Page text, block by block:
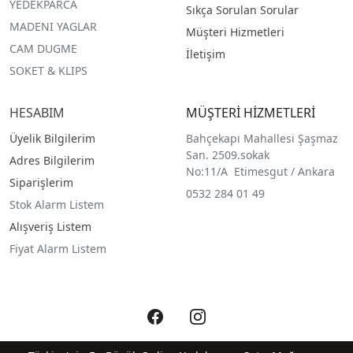
YEDEKPARCA
MADENI YAGLAR
CAM DUGME
SOKET & KLIPS
Sıkça Sorulan Sorular
Müşteri Hizmetleri
İletişim
HESABIM
Üyelik Bilgilerim
Adres Bilgilerim
Siparişlerim
Stok Alarm Listem
Alışveriş Listem
Fiyat Alarm Listem
MÜŞTERİ HİZMETLERİ
Bahçekapı Mahallesi Şaşmaz
San. 2509.sokak
No:11/A Etimesgut / Ankara
0532 284 01 49